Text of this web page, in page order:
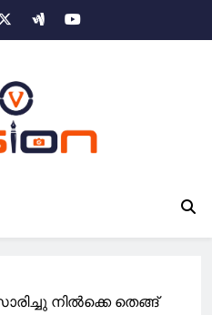
നിൽക്കെ തെങ്ങ്